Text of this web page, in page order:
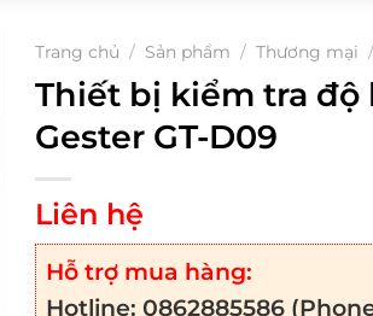
Trang chủ / Sản phẩm / Thương mại /
Thiết bị kiểm tra độ
Gester GT-D09
Liên hệ
Hỗ trợ mua hàng:
Hotline: 0862885586